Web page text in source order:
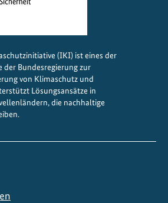
(IKI) ist eines der
Bundesregierung zur
von Klimaschutz und
Lösungsansätze in
die nachhaltige